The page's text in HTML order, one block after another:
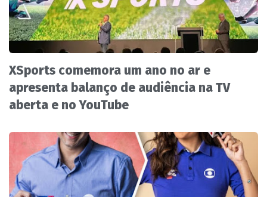
XSports comemora um ano no ar e
apresenta balanço de audiência na TV
aberta e no YouTube